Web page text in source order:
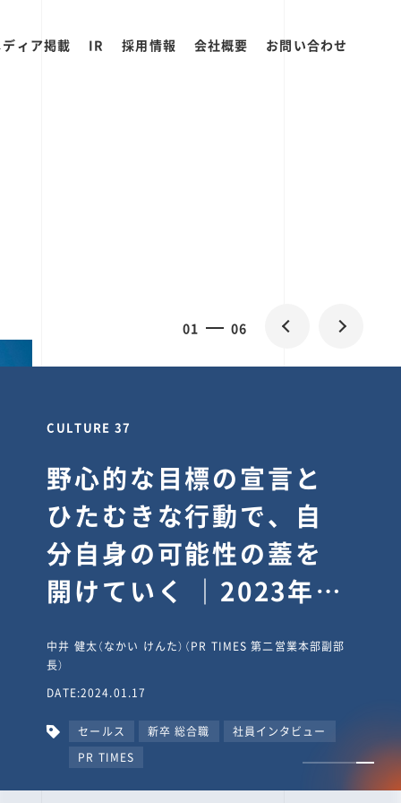
ィア掲載 IR 採用情報 会社概要 お問い合わせ
0 06
CULTURE 30
逆境では自分のスタン
スを変え“予想を裏切
り、期待を超える”【真
輔塾・前編】
山田真輔（やまだ しんすけ）（執行役員 兼 Jooto事業部
長）
DATE:2023.09.08
カルチャー CxO キャリア入社 Jooto